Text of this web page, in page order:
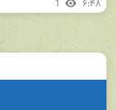
1 ۶:۴۸